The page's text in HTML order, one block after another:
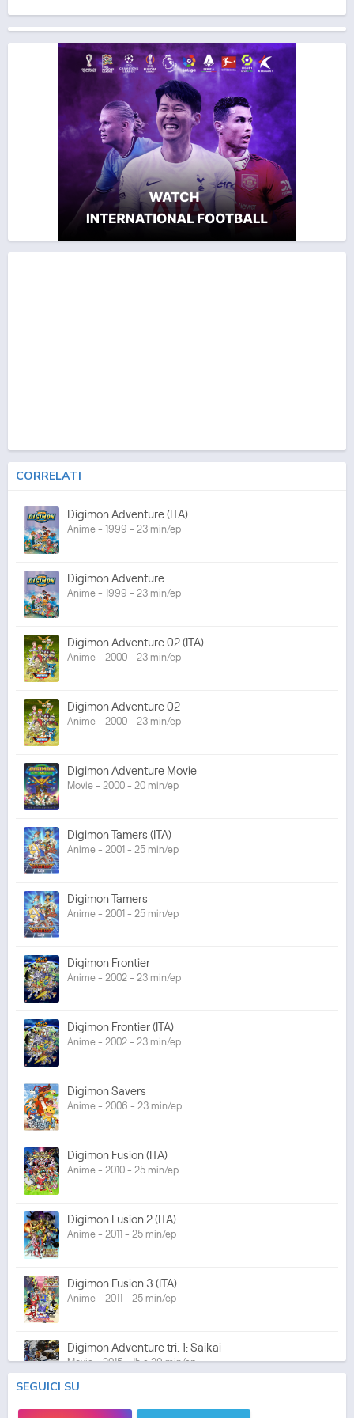
CORRELATI
Digimon Adventure (ITA)
Anime - 1999 - 23 min/ep
Digimon Adventure
Anime - 1999 - 23 min/ep
Digimon Adventure 02 (ITA)
Anime - 2000 - 23 min/ep
Digimon Adventure 02
Anime - 2000 - 23 min/ep
Digimon Adventure Movie
Movie - 2000 - 20 min/ep
Digimon Tamers (ITA)
Anime - 2001 - 25 min/ep
Digimon Tamers
Anime - 2001 - 25 min/ep
Digimon Frontier
Anime - 2002 - 23 min/ep
Digimon Frontier (ITA)
Anime - 2002 - 23 min/ep
Digimon Savers
Anime - 2006 - 23 min/ep
Digimon Fusion (ITA)
Anime - 2010 - 25 min/ep
Digimon Fusion 2 (ITA)
Anime - 2011 - 25 min/ep
Digimon Fusion 3 (ITA)
Anime - 2011 - 25 min/ep
Digimon Adventure tri. 1: Saikai
Movie - 2015 - 1h e 29 min/ep
Digimon Adventure tri. 2: Ketsui
SEGUICI SU